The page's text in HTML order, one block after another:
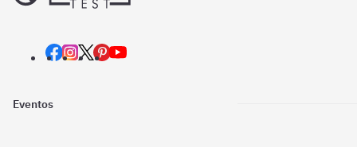
Eventos